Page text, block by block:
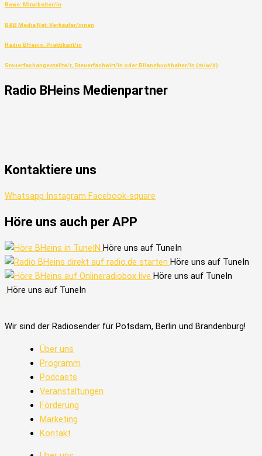
Rewe: Mitarbeiter/in
B&B Media Net: Verkäufer/innen
Radio BHeins: Praktikant/in
Steuerfachangestellte/r, Steuerfachwirt/in oder Bilanzbuchhalter/in (m/w/d)
Radio BHeins Medienpartner
Kontaktiere uns
Whatsapp Instagram Facebook-square
Höre uns auch per APP
Höre uns auf TuneIn
Höre uns auf TuneIn
Höre uns auf TuneIn
Höre uns auf TuneIn
Wir sind der Radiosender für Potsdam, Berlin und Brandenburg!
Über uns
Programm
Podcasts
Veranstaltungen
Förderung
Marketing
Kontakt